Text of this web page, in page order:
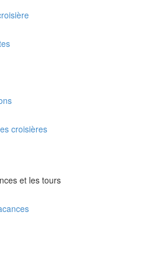
croisières
et les tours